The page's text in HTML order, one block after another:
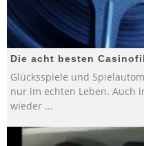
Die acht besten
Glücksspiele und
nur im echten Leben. Auch
wieder ...